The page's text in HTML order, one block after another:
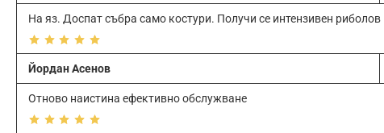
На яз. Доспат събра само костури. Получи се интензивен риболов
Йордан Асенов
Отново наистина ефективно обслужване